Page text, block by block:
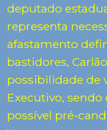
deputado
representa
afastamento
bastidores,
possibilidade de
Executivo,
possível pré-